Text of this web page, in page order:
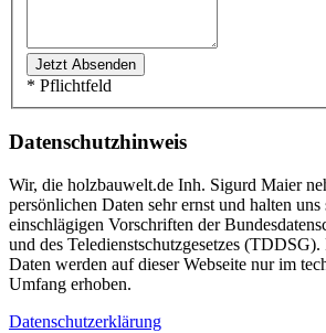
* Pflichtfeld
Datenschutzhinweis
Wir, die holzbauwelt.de Inh. Sigurd Maier
persönlichen Daten sehr ernst und halten
einschlägigen Vorschriften der
und des Teledienstschutzgesetzes (TDDSG).
Daten werden auf dieser Webseite nur im
Umfang erhoben.
Datenschutzerklärung